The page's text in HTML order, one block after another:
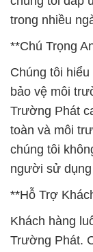
trong nhiều
**Chú Trọng
Chúng tôi
bảo vệ môi
Trường Phát
toàn và môi
chúng tôi
người sử
**Hỗ Trợ
Khách hàng
Trường Phát.